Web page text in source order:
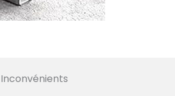
Inconvénients